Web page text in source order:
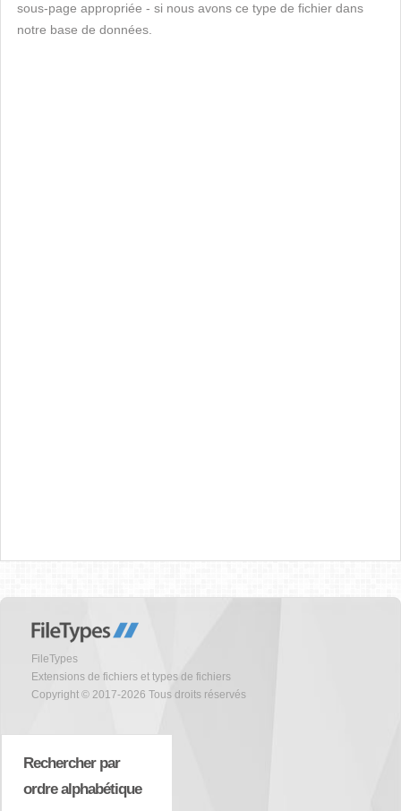
sous-page appropriée - si nous avons ce type de fichier dans
notre base de données.
FileTypes
Extensions de fichiers et types de fichiers
Copyright © 2017-2026 Tous droits réservés
Rechercher par
ordre alphabétique